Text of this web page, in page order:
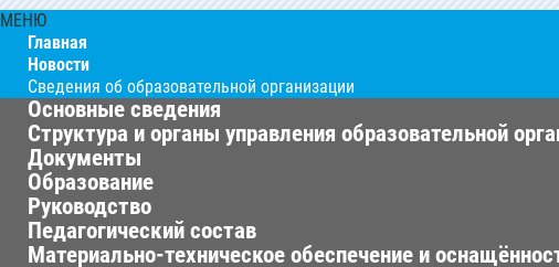
МЕНЮ
Главная
Новости
Сведения об образовательной организации
Основные сведения
Структура и органы управления образовательной
Документы
Образование
Руководство
Педагогический состав
Материально-техническое обеспечение и